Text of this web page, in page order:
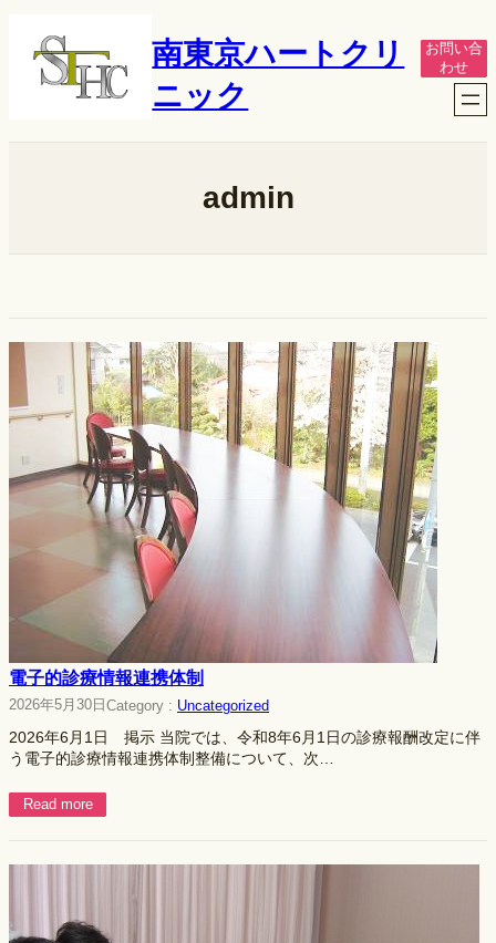
プ
南東京ハートクリ
ニック
お問い合
わせ
admin
電子的診療情報連携体制
2026年5月30日 Category : Uncategorized
2026年6月1日 掲示 当院では、令和8年6月1日の診療報酬改定に伴
う電子的診療情報連携体制整備について、次…
Read more